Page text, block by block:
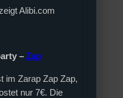
Alibi.com
– Zap
im Zarap Zap Zap,
nur 7€. Die